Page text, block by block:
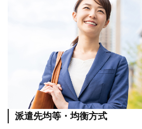
閉じる
派遣先均等・均衡方式